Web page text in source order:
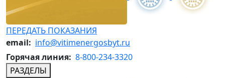
ПЕРЕДАТЬ ПОКАЗАНИЯ
email: info@vitimenergosbyt.ru
Горячая линия: 8-800-234-3320
РАЗДЕЛЫ